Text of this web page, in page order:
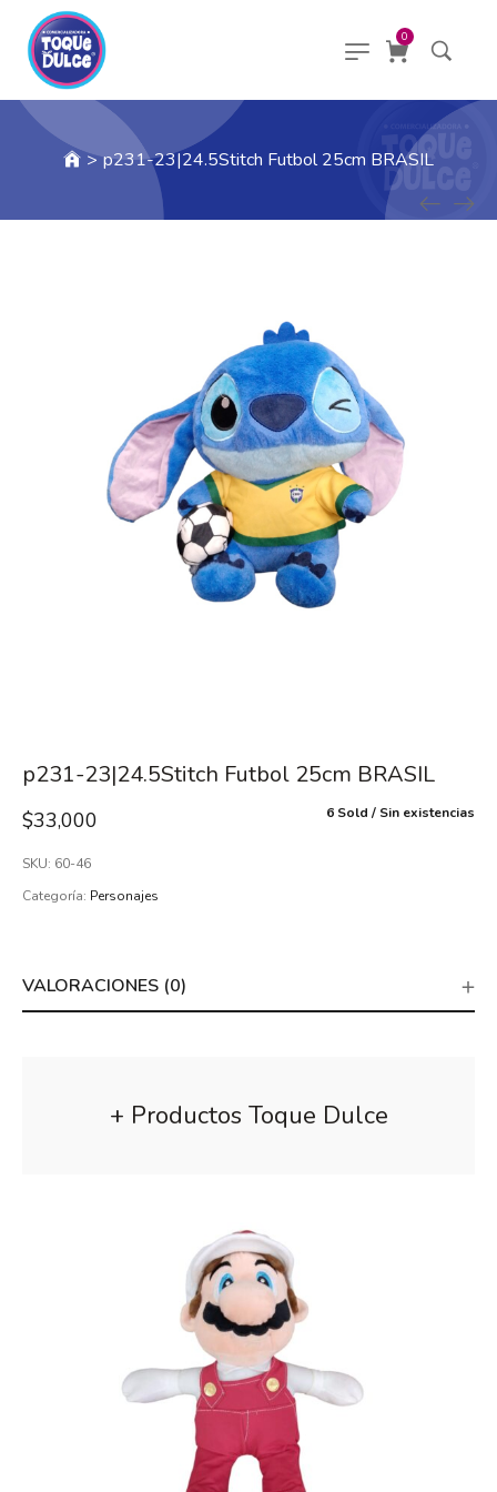
0
> p231-23|24.5Stitch Futbol 25cm BRASIL
p231-23|24.5Stitch Futbol 25cm BRASIL
6 Sold Sin existencias
$33,000
SKU: 60-46
Categoría: Personajes
VALORACIONES (0)
+ Productos Toque Dulce